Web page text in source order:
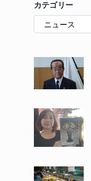
カテゴリー